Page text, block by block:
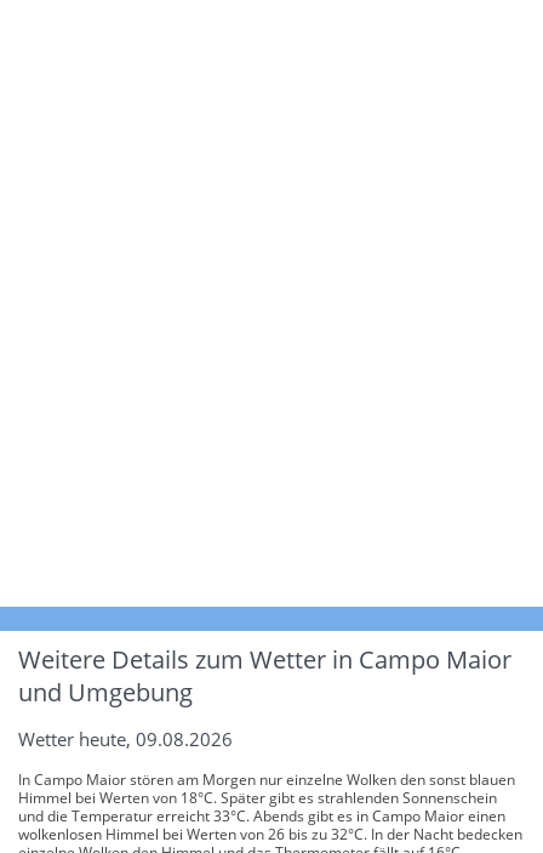
Weitere Details zum Wetter in Campo Maior
und Umgebung
Wetter heute, 09.08.2026
In Campo Maior stören am Morgen nur einzelne Wolken den sonst blauen
Himmel bei Werten von 18°C. Später gibt es strahlenden Sonnenschein
und die Temperatur erreicht 33°C. Abends gibt es in Campo Maior einen
wolkenlosen Himmel bei Werten von 26 bis zu 32°C. In der Nacht bedecken